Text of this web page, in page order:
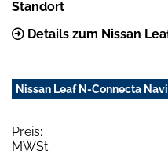
Standort
Details zum Nissan
Nissan Leaf N-Connecta
Preis:
MWSt: